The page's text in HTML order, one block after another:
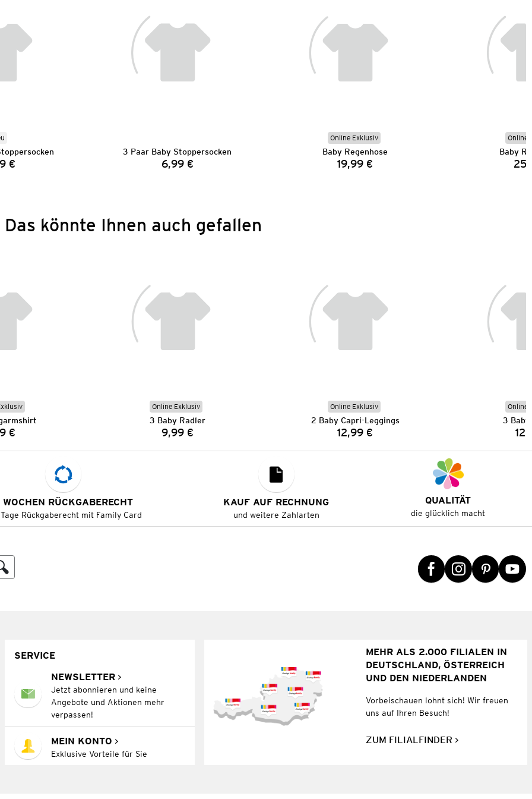
€
3 Paar Baby Stoppersocken
Preis:
6,99 €
Online Exklusiv
Baby Regenhose
Preis:
19,99 €
Online
Baby
Das könnte Ihnen auch gefallen
€
Online Exklusiv
3 Baby Radler
Preis:
9,99 €
Online Exklusiv
2 Baby Capri-Leggings
Preis:
12,99 €
Online
3
RÜCKGABERECHT
Rückgaberecht mit Family Card
KAUF AUF RECHNUNG
und weitere Zahlarten
QUALITÄT
die glücklich macht
SERVICE
NEWSLETTER
Jetzt abonnieren und keine
Angebote und Aktionen mehr
verpassen!
MEIN KONTO
Exklusive Vorteile für Sie
MEHR ALS 2.000 FILIALEN IN
DEUTSCHLAND, ÖSTERREICH
UND DEN NIEDERLANDEN
Vorbeischauen lohnt sich! Wir freuen
uns auf Ihren Besuch!
ZUM FILIALFINDER